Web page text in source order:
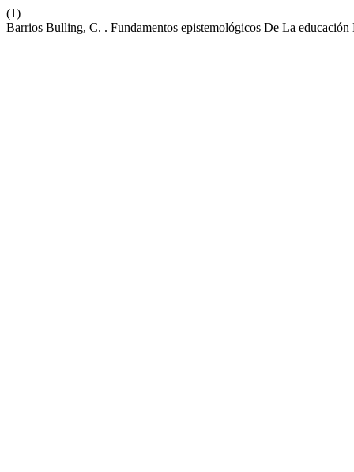
(1)
Barrios Bulling, C. . Fundamentos epistemológicos De La